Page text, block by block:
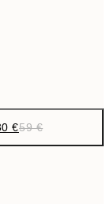
€59 €